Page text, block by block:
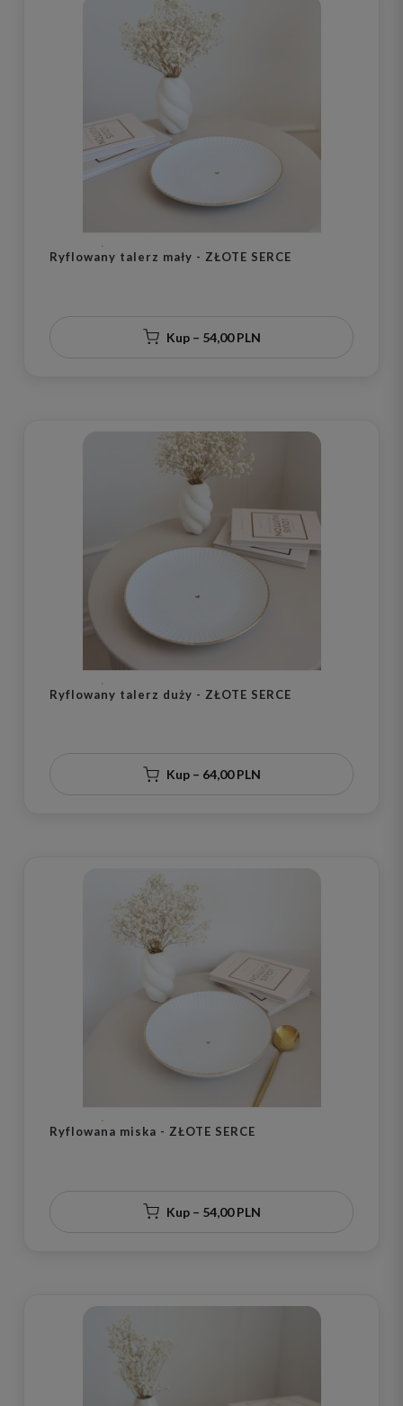
Ryflowany talerz mały - ZŁOTE SERCE
Kup – 54,00 PLN
Ryflowany talerz duży - ZŁOTE SERCE
Kup – 64,00 PLN
Ryflowana miska - ZŁOTE SERCE
Kup – 54,00 PLN